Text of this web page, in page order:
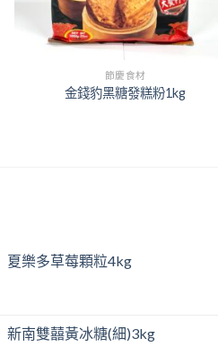
節慶食材
金錢豹黑糖發糕粉1kg
夏樂多草莓顆粒4kg
新南雙囍黃冰糖(細)3kg